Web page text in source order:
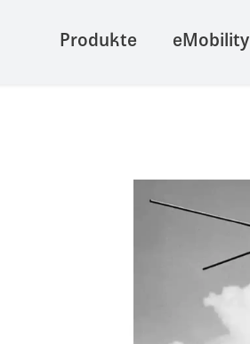
Produkte eMobility